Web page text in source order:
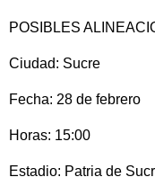
POSIBLES
Ciudad: Sucre
Fecha: 28 de febrero
Horas: 15:00
Estadio: Patria de